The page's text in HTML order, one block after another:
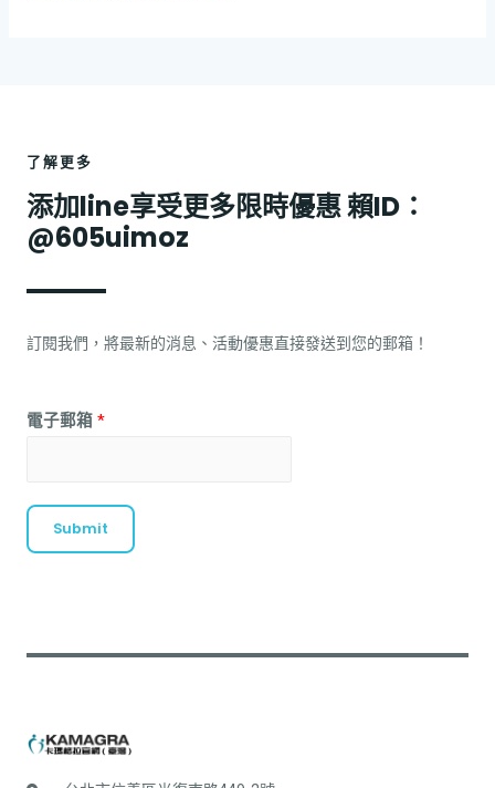
了解更多
添加line享受更多限時優惠 賴ID：
@605uimoz
訂閱我們，將最新的消息、活動優惠直接發送到您的郵箱！
電子郵箱 *
Submit